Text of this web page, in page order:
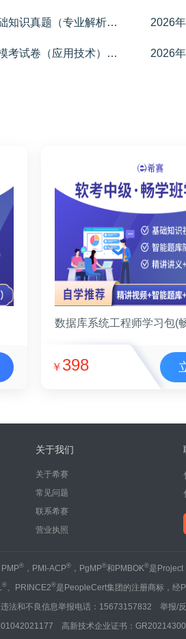
2025年上半年数据库系统工程师考试基础知识真题（专业解析+参考答案）
2026年上半年数据库系统工程师第二期模考试卷（应用技术）学员专用 2026
数据库系统工程师学习包(
￥ 398
关于我们
关于希赛
常见问题
联系希赛
营业执照
®，PMI-ACP®，PgMP®和PMBOK®是Project
®、PRINCE2®是PeopleCert集团的注册商标，经
违法和不良信息举报电话：15673157832 举报/
高新技术企业证书：